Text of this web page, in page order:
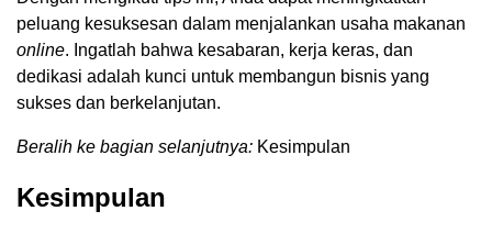
peluang kesuksesan dalam menjalankan usaha makanan
online. Ingatlah bahwa kesabaran, kerja keras, dan
dedikasi adalah kunci untuk membangun bisnis yang
sukses dan berkelanjutan.
Beralih ke bagian selanjutnya: Kesimpulan
Kesimpulan